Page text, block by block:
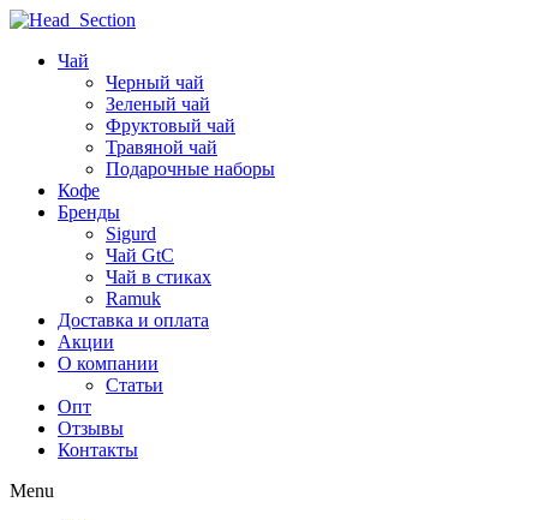
Чай
Черный чай
Зеленый чай
Фруктовый чай
Травяной чай
Подарочные наборы
Кофе
Бренды
Sigurd
Чай GtC
Чай в стиках
Ramuk
Доставка и оплата
Акции
О компании
Статьи
Опт
Отзывы
Контакты
Menu